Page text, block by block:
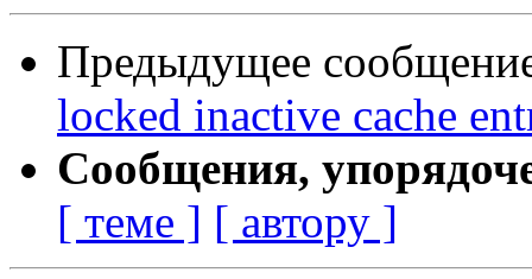
Предыдущее
locked inactive cache
Сообщения,
[ теме ] [ автору ]